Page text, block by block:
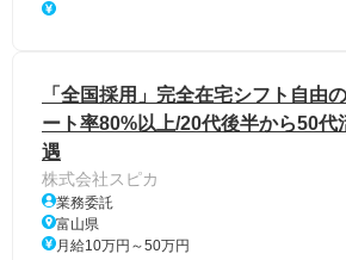
「全国採用」完全在宅シフト自由
ート率80%以上/20代後半から50代
遇
株式会社スピカ
業務委託
富山県
月給10万円～50万円